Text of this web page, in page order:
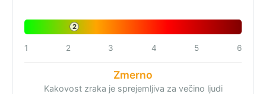
2
1 2 3 4 5 6
Zmerno
Kakovost zraka je sprejemljiva za večino ljudi